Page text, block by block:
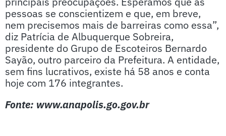
pessoas se conscientizem e que, em breve,
nem precisemos mais de barreiras como essa”,
diz Patrícia de Albuquerque Sobreira,
presidente do Grupo de Escoteiros Bernardo
Sayão, outro parceiro da Prefeitura. A entidade,
sem fins lucrativos, existe há 58 anos e conta
hoje com 176 integrantes.
Fonte: www.anapolis.go.gov.br